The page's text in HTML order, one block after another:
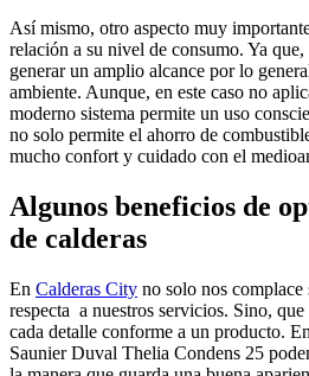
Así mismo, otro aspecto muy
relación a su nivel de consumo. Ya que,
generar un amplio alcance por lo
ambiente. Aunque, en este caso no
moderno sistema permite un uso
no solo permite el ahorro de
mucho confort y cuidado con el
Algunos beneficios de
de calderas
En Calderas City no solo nos complace
respecta a nuestros servicios. Sino,
cada detalle conforme a un producto.
Saunier Duval Thelia Condens 25